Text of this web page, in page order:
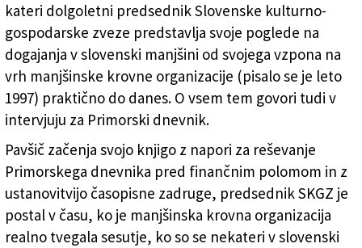
kateri dolgoletni predsednik Slovenske kulturno-
gospodarske zveze predstavlja svoje poglede na
dogajanja v slovenski manjšini od svojega vzpona na
vrh manjšinske krovne organizacije (pisalo se je leto
1997) praktično do danes. O vsem tem govori tudi v
intervjuju za Primorski dnevnik.
Pavšič začenja svojo knjigo z napori za reševanje
Primorskega dnevnika pred finančnim polomom in z
ustanovitvijo časopisne zadruge, predsednik SKGZ je
postal v času, ko je manjšinska krovna organizacija
realno tvegala sesutje, ko so se nekateri v slovenski